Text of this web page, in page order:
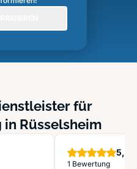
für
Rüsselsheim
5,0
1 Bewertung